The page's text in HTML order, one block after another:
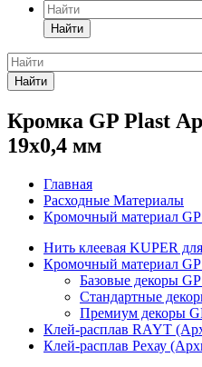
Найти
Найти
Кромка GP Plast
19x0,4 мм
Главная
Расходные Материалы
Кромочный материал
Нить клеевая KUPER
Кромочный материал
Базовые декоры GP
Стандартные
Премиум декоры
Клей-расплав RAYT
Клей-расплав Рехау